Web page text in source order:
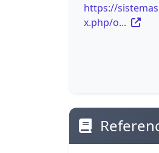
https://
x.php/o...